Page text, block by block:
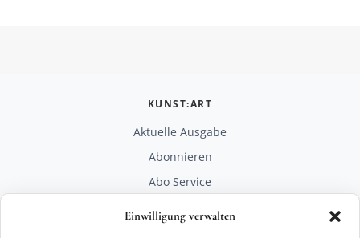
Einwilligung verwalten
KUNST:ART
Aktuelle Ausgabe
Abonnieren
Abo Service